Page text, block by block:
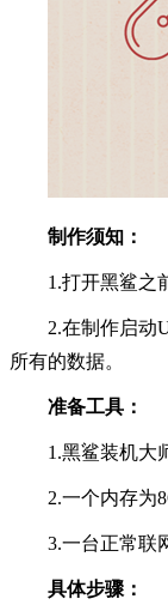
制作须知：
1.打开黑鲨之
2.在制作启动
所有的数据。
准备工具：
1.黑鲨装机大
2.一个内存为
3.一台正常联
具体步骤：